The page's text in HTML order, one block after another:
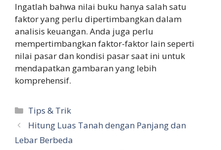
Ingatlah bahwa nilai buku hanya salah satu
faktor yang perlu dipertimbangkan dalam
analisis keuangan. Anda juga perlu
mempertimbangkan faktor-faktor lain seperti
nilai pasar dan kondisi pasar saat ini untuk
mendapatkan gambaran yang lebih
komprehensif.
Categories
Tips & Trik
Hitung Luas Tanah dengan Panjang dan
Lebar Berbeda